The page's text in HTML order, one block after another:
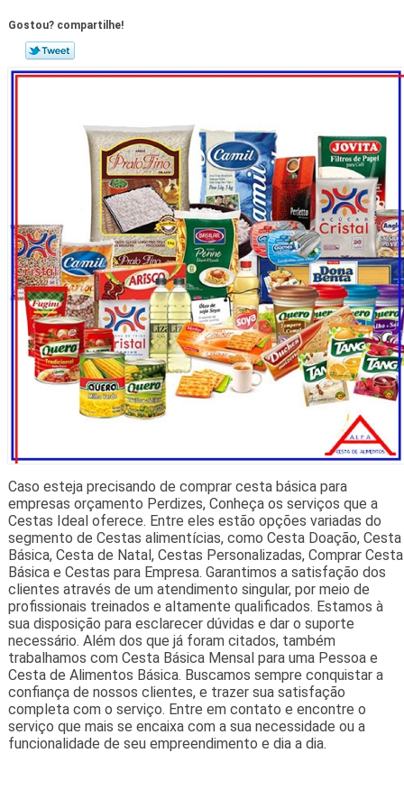
Gostou? compartilhe!
Caso esteja precisando de comprar cesta básica para
empresas orçamento Perdizes, Conheça os serviços que a
Cestas Ideal oferece. Entre eles estão opções variadas do
segmento de Cestas alimentícias, como Cesta Doação, Cesta
Básica, Cesta de Natal, Cestas Personalizadas, Comprar Cesta
Básica e Cestas para Empresa. Garantimos a satisfação dos
clientes através de um atendimento singular, por meio de
profissionais treinados e altamente qualificados. Estamos à
sua disposição para esclarecer dúvidas e dar o suporte
necessário. Além dos que já foram citados, também
trabalhamos com Cesta Básica Mensal para uma Pessoa e
Cesta de Alimentos Básica. Buscamos sempre conquistar a
confiança de nossos clientes, e trazer sua satisfação
completa com o serviço. Entre em contato e encontre o
serviço que mais se encaixa com a sua necessidade ou a
funcionalidade de seu empreendimento e dia a dia.